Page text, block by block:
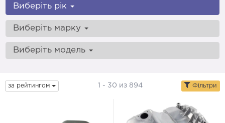
Виберіть рік
Виберіть марку
Виберіть модель
за рейтингом 1 - 30 из 894 Фільтри